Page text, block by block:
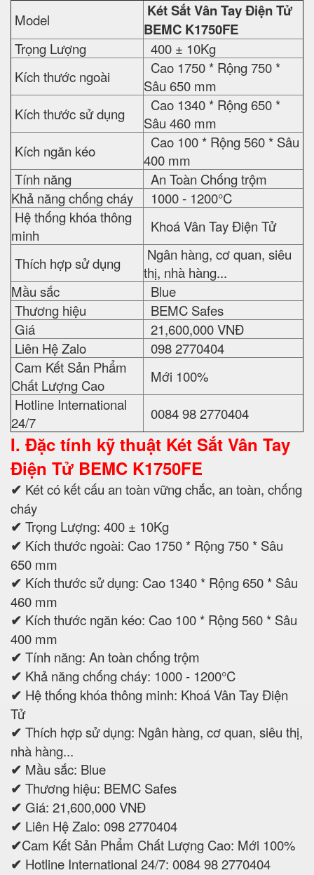
Model
Két Sắt Vân Tay Điện Tử
BEMC K1750FE
Trọng Lượng
400 ± 10Kg
Kích thước ngoài
Cao 1750 * Rộng 750 *
Sâu 650 mm
Kích thước sử dụng
Cao 1340 * Rộng 650 *
Sâu 460 mm
Kích ngăn kéo
Cao 100 * Rộng 560 * Sâu
400 mm
Tính năng
An Toàn Chống trộm
Khả năng chống cháy
1000 - 1200°C
Hệ thống khóa thông
minh
Khoá Vân Tay Điện Tử
Thích hợp sử dụng
Ngân hàng, cơ quan, siêu
thị, nhà hàng...
Mầu sắc
Blue
Thương hiệu
BEMC Safes
Giá
21,600,000 VNĐ
Liên Hệ Zalo
098 2770404
Cam Kết Sản Phẩm
Chất Lượng Cao
Mới 100%
Hotline International
24/7
0084 98 2770404
I. Đặc tính kỹ thuật Két Sắt Vân Tay
Điện Tử BEMC K1750FE
✔ Két có kết cấu an toàn vững chắc, an toàn, chống
cháy
✔ Trọng Lượng: 400 ± 10Kg
✔ Kích thước ngoài: Cao 1750 * Rộng 750 * Sâu
650 mm
✔ Kích thước sử dụng: Cao 1340 * Rộng 650 * Sâu
460 mm
✔ Kích thước ngăn kéo: Cao 100 * Rộng 560 * Sâu
400 mm
✔ Tính năng: An toàn chống trộm
✔ Khả năng chống cháy: 1000 - 1200°C
✔ Hệ thống khóa thông minh: Khoá Vân Tay Điện
Tử
✔ Thích hợp sử dụng: Ngân hàng, cơ quan, siêu thị,
nhà hàng...
✔ Mầu sắc: Blue
✔ Thương hiệu: BEMC Safes
✔ Giá: 21,600,000 VNĐ
✔ Liên Hệ Zalo: 098 2770404
✔Cam Kết Sản Phẩm Chất Lượng Cao: Mới 100%
✔ Hotline International 24/7: 0084 98 2770404